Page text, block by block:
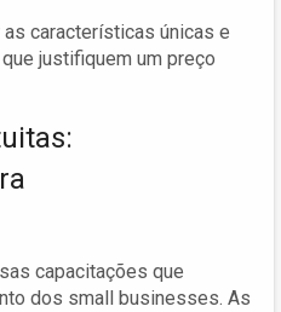
as características únicas e
justifiquem um preço
capacitações que
dos small businesses. As